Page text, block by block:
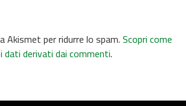
per ridurre lo spam.Scopri come
dati derivati dai commenti.